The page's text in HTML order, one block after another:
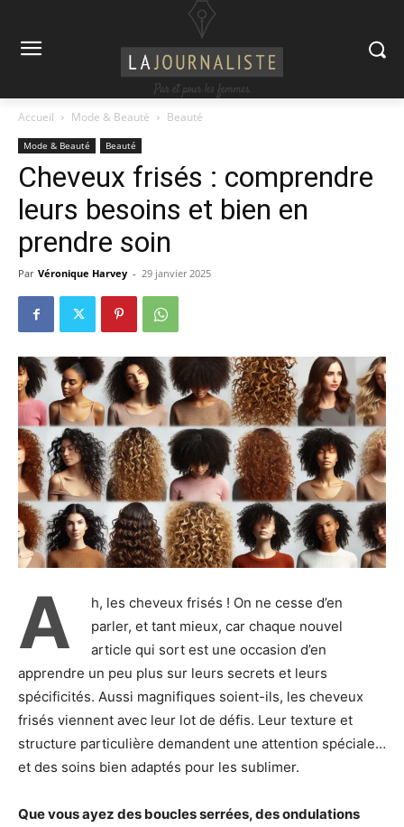
Accueil Mode & Beauté Beauté
Mode & Beauté Beauté
Cheveux frisés : comprendre
leurs besoins et bien en
prendre soin
Par Véronique Harvey - 29 janvier 2025
A
h, les cheveux frisés ! On ne cesse d’en
parler, et tant mieux, car chaque nouvel
article qui sort est une occasion d’en
apprendre un peu plus sur leurs secrets et leurs
spécificités. Aussi magnifiques soient-ils, les cheveux
frisés viennent avec leur lot de défis. Leur texture et
structure particulière demandent une attention spéciale…
et des soins bien adaptés pour les sublimer.
Que vous ayez des boucles serrées, des ondulations